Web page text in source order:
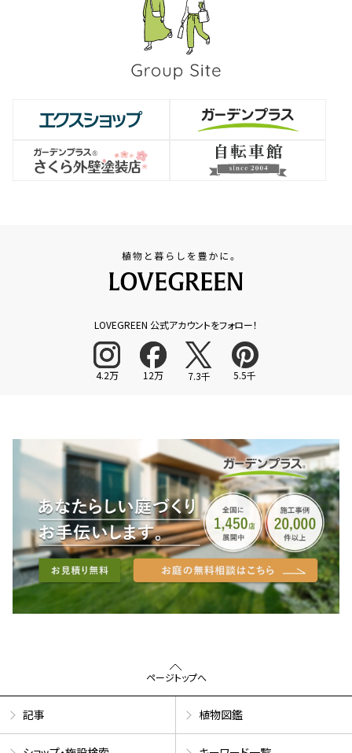
LOVEGREEN 公式アカウントをフォロー！
4.2万 12万 7.3千 5.5千
ページトップへ
記事 植物図鑑